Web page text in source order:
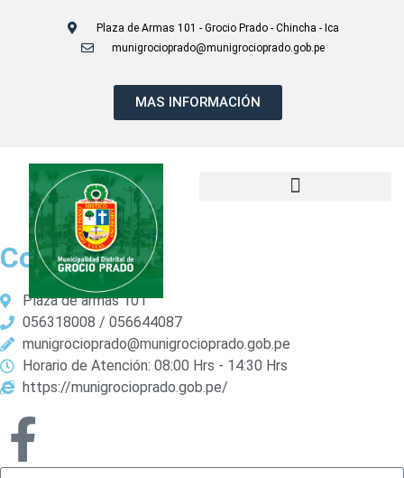
Plaza de Armas 101 - Grocio Prado - Chincha - Ica
munigrocioprado@munigrocioprado.gob.pe
MAS INFORMACIÓN
Contacto
Plaza de armas 101
056318008 / 056644087
munigrocioprado@munigrocioprado.gob.pe
Horario de Atención: 08:00 Hrs - 14:30 Hrs
https://munigrocioprado.gob.pe/